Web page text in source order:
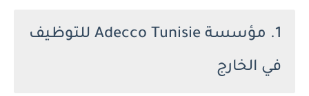
1. مؤسسة Adecco Tunisie للتوظيف
في الخارج